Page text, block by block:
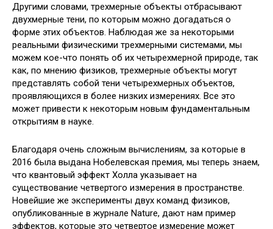
Другими словами, трехмерные объекты отбрасывают
двухмерные тени, по которым можно догадаться о
форме этих объектов. Наблюдая же за некоторыми
реальными физическими трехмерными системами, мы
можем кое-что понять об их четырехмерной природе, так
как, по мнению физиков, трехмерные объекты могут
представлять собой тени четырехмерных объектов,
проявляющихся в более низких измерениях. Все это
может привести к некоторым новым фундаментальным
открытиям в науке.
Благодаря очень сложным вычислениям, за которые в
2016 была выдана Нобелевская премия, мы теперь знаем,
что квантовый эффект Холла указывает на
существование четвертого измерения в пространстве.
Новейшие же эксперименты двух команд физиков,
опубликованные в журнале Nature, дают нам пример
эффектов, которые это четвертое измерение может